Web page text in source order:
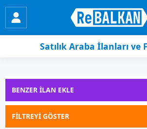
Satılık Araba İlanları ve
BENZER İLAN EKLE
FİLTREYİ GÖSTER